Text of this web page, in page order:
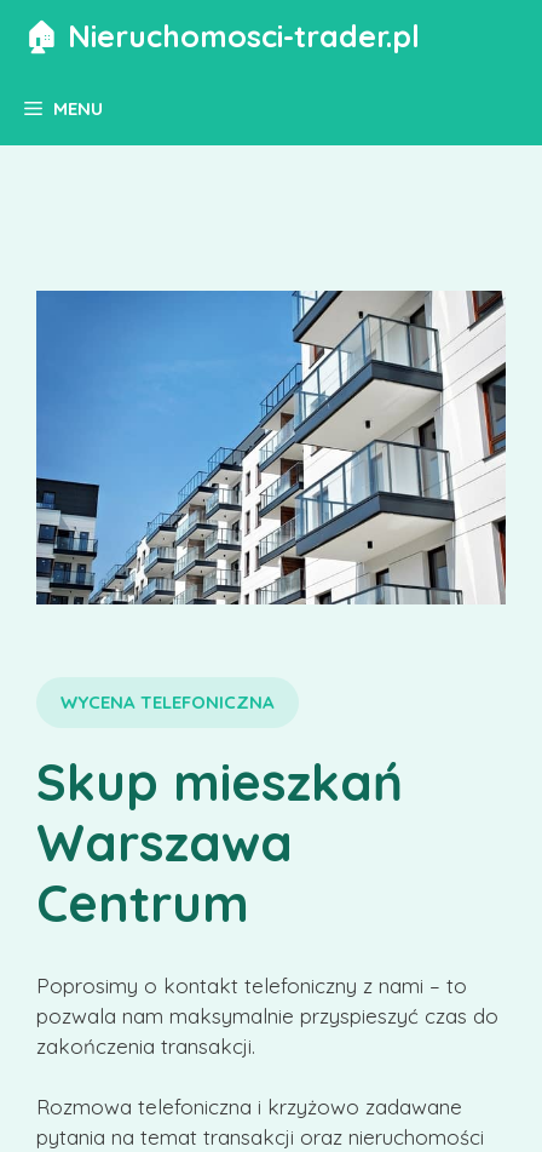
Przejdź
🏠 Nieruchomosci-trader.pl
MENU
WYCENA TELEFONICZNA
Skup mieszkań
Warszawa
Centrum
Poprosimy o kontakt telefoniczny z nami – to
pozwala nam maksymalnie przyspieszyć czas do
zakończenia transakcji.
Rozmowa telefoniczna i krzyżowo zadawane
pytania na temat transakcji oraz nieruchomości